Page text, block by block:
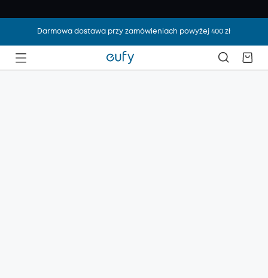
Darmowa dostawa przy zamówieniach powyżej 400 zł